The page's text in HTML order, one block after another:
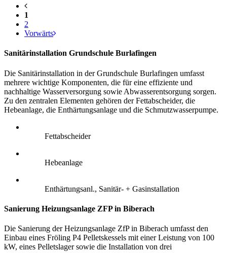
1
2
Vorwärts
Sanitärinstallation Grundschule Burlafingen
Die Sanitärinstallation in der Grundschule Burlafingen umfasst
mehrere wichtige Komponenten, die für eine effiziente und
nachhaltige Wasserversorgung sowie Abwasserentsorgung sorgen.
Zu den zentralen Elementen gehören der Fettabscheider, die
Hebeanlage, die Enthärtungsanlage und die Schmutzwasserpumpe.
Fettabscheider
Hebeanlage
Enthärtungsanl., Sanitär- + Gasinstallation
Sanierung Heizungsanlage ZFP in Biberach
Die Sanierung der Heizungsanlage ZfP in Biberach umfasst den
Einbau eines Fröling P4 Pelletskessels mit einer Leistung von 100
kW, eines Pelletslager sowie die Installation von drei